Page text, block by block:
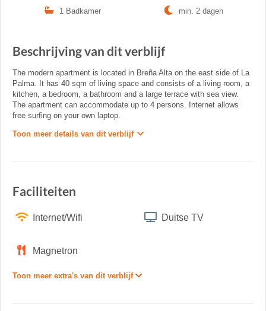
1 Badkamer min. 2 dagen
Beschrijving van dit verblijf
The modern apartment is located in Breña Alta on the east side of La
Palma. It has 40 sqm of living space and consists of a living room, a
kitchen, a bedroom, a bathroom and a large terrace with sea view.
The apartment can accommodate up to 4 persons. Internet allows
free surfing on your own laptop.
Toon meer details van dit verblijf
Faciliteiten
Internet/Wifi Duitse TV
Magnetron
Toon meer extra's van dit verblijf